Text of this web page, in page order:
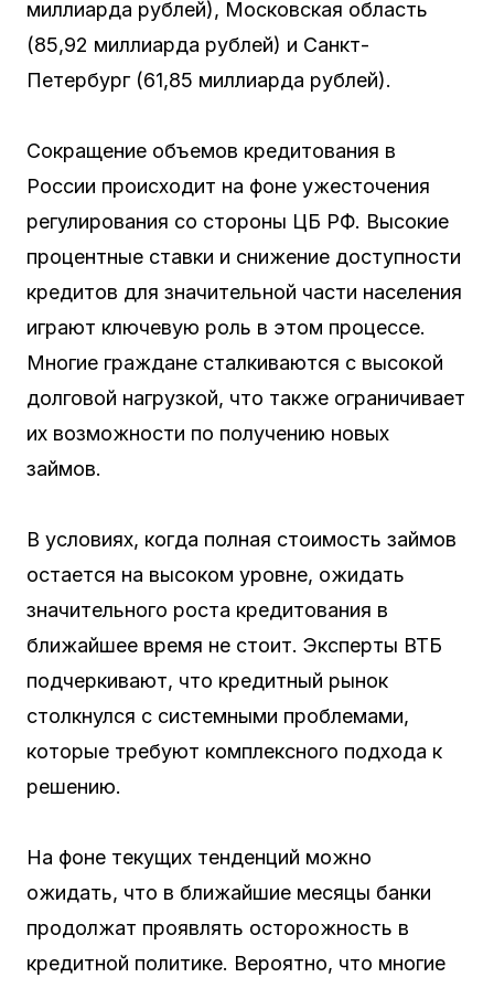
миллиарда рублей), Московская область
(85,92 миллиарда рублей) и Санкт-
Петербург (61,85 миллиарда рублей).
Сокращение объемов кредитования в
России происходит на фоне ужесточения
регулирования со стороны ЦБ РФ. Высокие
процентные ставки и снижение доступности
кредитов для значительной части населения
играют ключевую роль в этом процессе.
Многие граждане сталкиваются с высокой
долговой нагрузкой, что также ограничивает
их возможности по получению новых
займов.
В условиях, когда полная стоимость займов
остается на высоком уровне, ожидать
значительного роста кредитования в
ближайшее время не стоит. Эксперты ВТБ
подчеркивают, что кредитный рынок
столкнулся с системными проблемами,
которые требуют комплексного подхода к
решению.
На фоне текущих тенденций можно
ожидать, что в ближайшие месяцы банки
продолжат проявлять осторожность в
кредитной политике. Вероятно, что многие